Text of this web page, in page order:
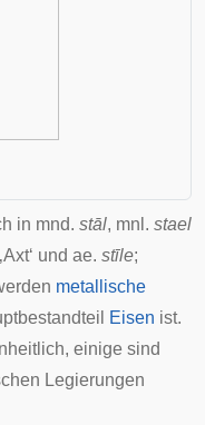
in mnd. stāl, mnl. stael
‚Axt‘ und ae. stīle;
metallische
Eisen ist.
einige sind
Legierungen